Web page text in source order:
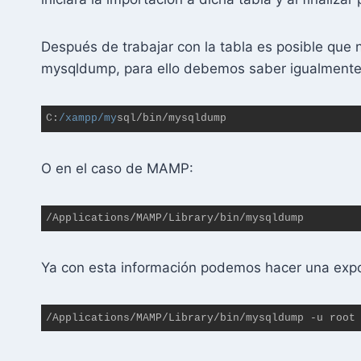
Después de trabajar con la tabla es posible
mysqldump, para ello debemos saber
C: /xampp/mysql/bin/mysqldump
código:
O en el caso de MAMP:
/Applications/MAMP/Library/bin/mysqldump
Ya con esta información podemos hacer una
/Applications/MAMP/Library/bin/mysqldump -u